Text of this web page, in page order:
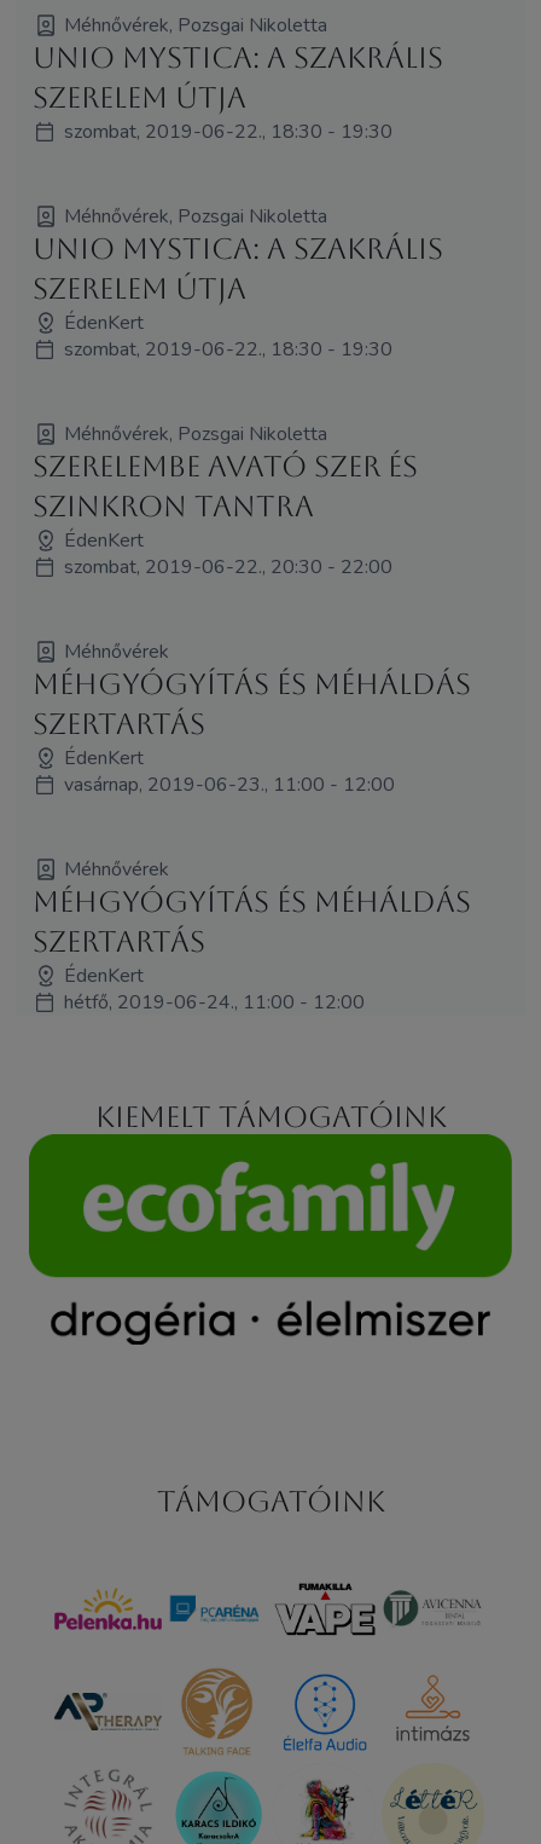
Méhnővérek, Pozsgai Nikoletta
Unio Mystica: A Szakrális
SzerElem útja
szombat, 2019-06-22., 18:30 - 19:30
Méhnővérek, Pozsgai Nikoletta
Unio Mystica: A Szakrális
SzerElem útja
ÉdenKert
szombat, 2019-06-22., 18:30 - 19:30
Méhnővérek, Pozsgai Nikoletta
Szerelembe Avató Szer és
Szinkron Tantra
ÉdenKert
szombat, 2019-06-22., 20:30 - 22:00
Méhnővérek
Méhgyógyítás és MéhÁldás
szertartás
ÉdenKert
vasárnap, 2019-06-23., 11:00 - 12:00
Méhnővérek
Méhgyógyítás és MéhÁldás
szertartás
ÉdenKert
hétfő, 2019-06-24., 11:00 - 12:00
Kiemelt támogatóink
Támogatóink